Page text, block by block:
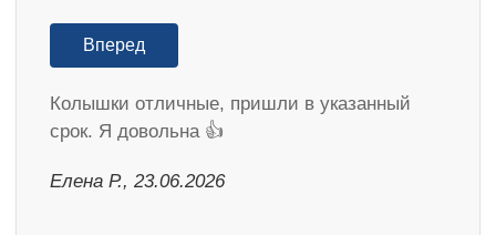
Вперед
Колышки отличные, пришли в указанный
срок. Я довольна 👍
Елена Р., 23.06.2026